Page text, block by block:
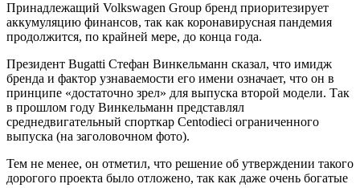
Принадлежащий Volkswagen Group бренд приоритезирует
аккумуляцию финансов, так как коронавирусная пандемия
продолжится, по крайней мере, до конца года.
Президент Bugatti Стефан Винкельманн сказал, что имидж
бренда и фактор узнаваемости его имени означает, что он в
принципе «достаточно зрел» для выпуска второй модели. Так
в прошлом году Винкельманн представлял
среднедвигательный спорткар Centodieci ограниченного
выпуска (на заголовочном фото).
Тем не менее, он отметил, что решение об утверждении такого
дорогого проекта было отложено, так как даже очень богатые